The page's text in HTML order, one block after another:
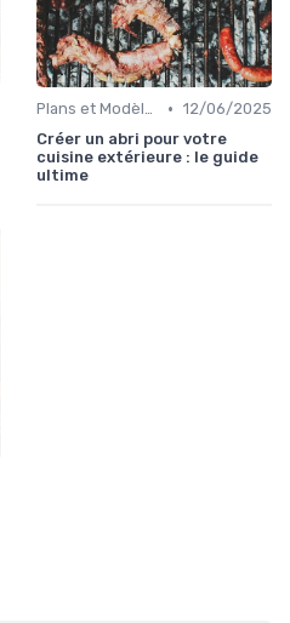
Plans et Modèles de Cuisines Extérieures • 12/06/2025
Créer un abri pour votre
cuisine extérieure : le guide
ultime